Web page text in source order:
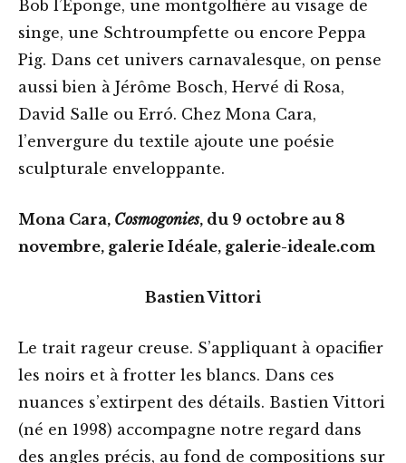
Bob l’Eponge, une montgolfière au visage de
singe, une Schtroumpfette ou encore Peppa
Pig. Dans cet univers carnavalesque, on pense
aussi bien à Jérôme Bosch, Hervé di Rosa,
David Salle ou Erró. Chez Mona Cara,
l’envergure du textile ajoute une poésie
sculpturale enveloppante.
Mona Cara, Cosmogonies, du 9 octobre au 8
novembre, galerie Idéale, galerie-ideale.com
Bastien Vittori
Le trait rageur creuse. S’appliquant à opacifier
les noirs et à frotter les blancs. Dans ces
nuances s’extirpent des détails. Bastien Vittori
(né en 1998) accompagne notre regard dans
des angles précis, au fond de compositions sur